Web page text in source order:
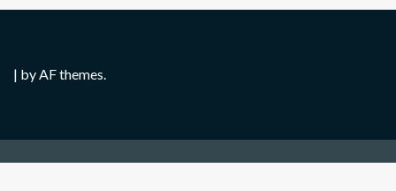
| by AF themes.